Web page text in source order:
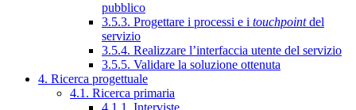
pubblico
3.5.3. Progettare i processi e i touchpointdel
servizio
3.5.4. Realizzare l’interfaccia utente del servizio
3.5.5. Validare la soluzione ottenuta
4. Ricerca progettuale
4.1. Ricerca primaria
4.1.1. Interviste